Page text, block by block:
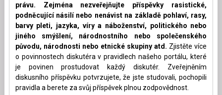
právu. Zejména nezveřejňujte příspěvky rasistické,
podněcující násilí nebo nenávist na základě pohlaví, rasy,
barvy pleti, jazyka, víry a náboženství, politického nebo
jiného smýšlení, národnostního nebo společenského
původu, národnosti nebo etnické skupiny atd. Zjistěte více
o povinnostech diskutéra v pravidlech našeho portálu, které
je povinen prostudovat každý diskutér. Zveřejněním
diskusního příspěvku potvrzujete, že jste studovali, pochopili
pravidla a berete za svůj příspěvek plnou zodpovědnost.